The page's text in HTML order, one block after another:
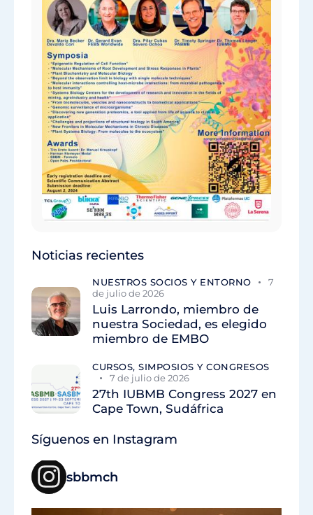
Noticias recientes
NUESTROS SOCIOS Y ENTORNO
7
de julio de 2026
Luis Larrondo, miembro de
nuestra Sociedad, es elegido
miembro de EMBO
CURSOS, SIMPOSIOS Y CONGRESOS
7 de julio de 2026
27th IUBMB Congress 2027 en
Cape Town, Sudáfrica
Síguenos en Instagram
sbbmch